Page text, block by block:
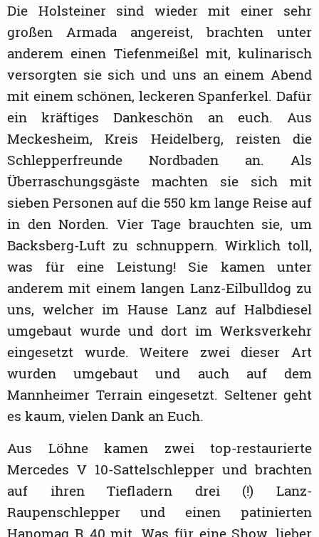
Die Holsteiner sind wieder mit einer sehr
großen Armada angereist, brachten unter
anderem einen Tiefenmeißel mit, kulinarisch
versorgten sie sich und uns an einem Abend
mit einem schönen, leckeren Spanferkel. Dafür
ein kräftiges Dankeschön an euch. Aus
Meckesheim, Kreis Heidelberg, reisten die
Schlepperfreunde Nordbaden an. Als
Überraschungsgäste machten sie sich mit
sieben Personen auf die 550 km lange Reise auf
in den Norden. Vier Tage brauchten sie, um
Backsberg-Luft zu schnuppern. Wirklich toll,
was für eine Leistung! Sie kamen unter
anderem mit einem langen Lanz-Eilbulldog zu
uns, welcher im Hause Lanz auf Halbdiesel
umgebaut wurde und dort im Werksverkehr
eingesetzt wurde. Weitere zwei dieser Art
wurden umgebaut und auch auf dem
Mannheimer Terrain eingesetzt. Seltener geht
es kaum, vielen Dank an Euch.
Aus Löhne kamen zwei top-restaurierte
Mercedes V 10-Sattelschlepper und brachten
auf ihren Tiefladern drei (!) Lanz-
Raupenschlepper und einen patinierten
Hanomag R 40 mit. Was für eine Show, lieber